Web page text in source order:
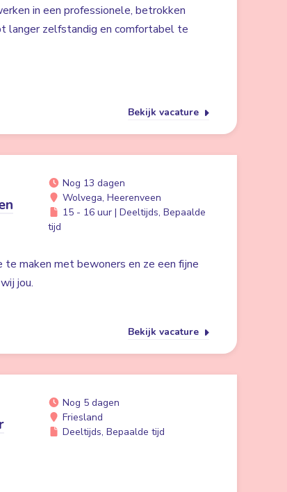
in een professionele, betrokken
langer zelfstandig en comfortabel te
Bekijk vacature
Nog 13 dagen
Wolvega, Heerenveen
15 - 16 uur | Deeltijds, Bepaalde
tijd
maken met bewoners en ze een fijne
jou.
Bekijk vacature
Nog 5 dagen
Friesland
Deeltijds, Bepaalde tijd